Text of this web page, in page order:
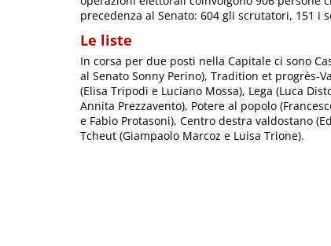
precedenza al Senato: 604 gli scrutatori, 151 i
Le liste
In corsa per due posti nella Capitale ci sono
al Senato Sonny Perino), Tradition et progrès-
(Elisa Tripodi e Luciano Mossa), Lega (Luca
Annita Prezzavento), Potere al popolo
e Fabio Protasoni), Centro destra valdostano
Tcheut (Giampaolo Marcoz e Luisa Trione).